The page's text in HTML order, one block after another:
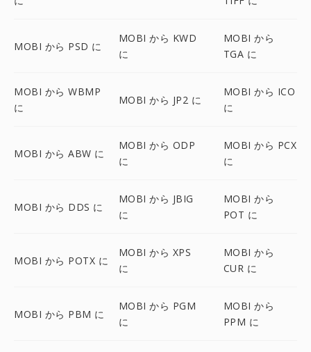
MOBI から PSD に
MOBI から KWD
に
MOBI から
TGA に
MOBI から WBMP
に
MOBI から JP2 に
MOBI から ICO
に
MOBI から ABW に
MOBI から ODP
に
MOBI から PCX
に
MOBI から DDS に
MOBI から JBIG
に
MOBI から
POT に
MOBI から POTX に
MOBI から XPS
に
MOBI から
CUR に
MOBI から PBM に
MOBI から PGM
に
MOBI から
PPM に